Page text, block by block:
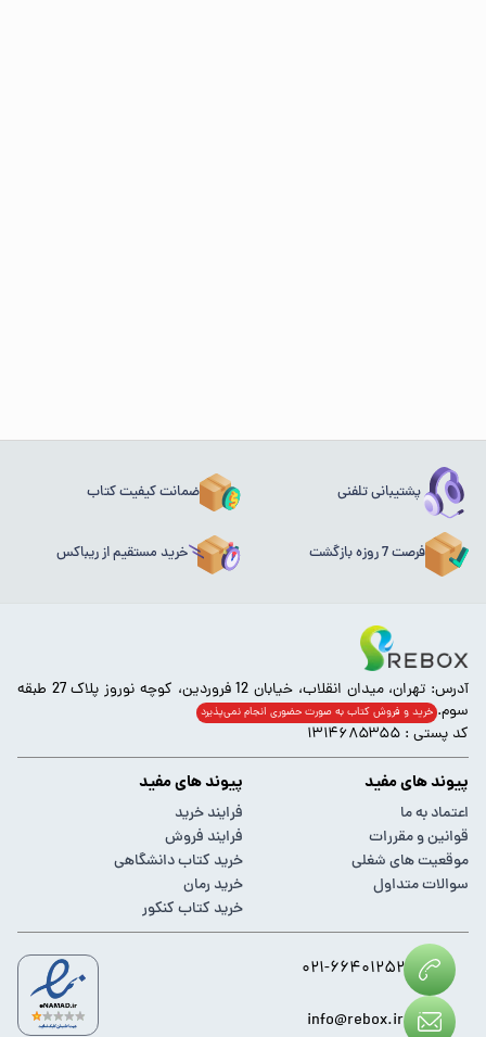
پشتیبانی تلفنی ضمانت کیفیت کتاب
فرصت 7 روزه بازگشت خرید مستقیم از ریباکس
آدرس: تهران، میدان انقلاب، خیابان 12 فروردین، کوچه نوروز پلاک 27 طبقه
سوم. خرید و فروش کتاب به صورت حضوری انجام‌ نمی‌پذیرد
کد پستی : ۱۳۱۴۶۸۵۳۵۵
پیوند های مفید
اعتماد به ما
قوانین و مقررات
موقعیت های شغلی
سوالات متداول
پیوند های مفید
فرایند خرید
فرایند فروش
خرید کتاب دانشگاهی
خرید رمان
خرید کتاب کنکور
۰۲۱-۶۶۴۰۱۲۵۲
info@rebox.ir